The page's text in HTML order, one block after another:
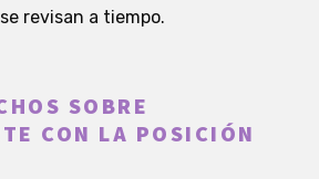
revisan a tiempo.
SOBRE
CON LA POSICIÓN